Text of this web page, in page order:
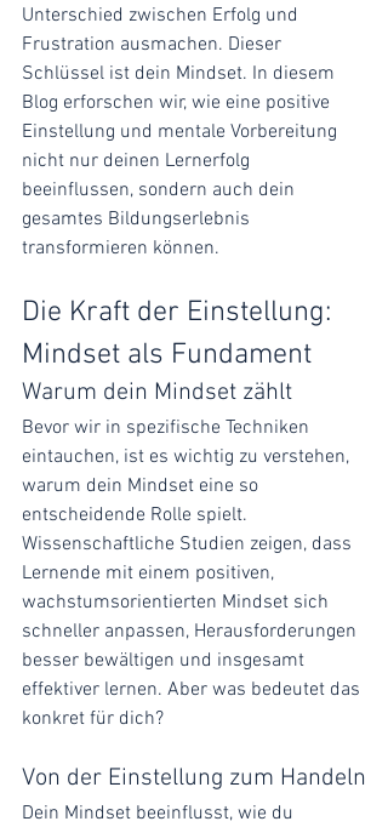
Unterschied zwischen Erfolg und
Frustration ausmachen. Dieser
Schlüssel ist dein Mindset. In diesem
Blog erforschen wir, wie eine positive
Einstellung und mentale Vorbereitung
nicht nur deinen Lernerfolg
beeinflussen, sondern auch dein
gesamtes Bildungserlebnis
transformieren können.
Die Kraft der Einstellung:
Mindset als Fundament
Warum dein Mindset zählt
Bevor wir in spezifische Techniken
eintauchen, ist es wichtig zu verstehen,
warum dein Mindset eine so
entscheidende Rolle spielt.
Wissenschaftliche Studien zeigen, dass
Lernende mit einem positiven,
wachstumsorientierten Mindset sich
schneller anpassen, Herausforderungen
besser bewältigen und insgesamt
effektiver lernen. Aber was bedeutet das
konkret für dich?
Von der Einstellung zum Handeln
Dein Mindset beeinflusst, wie du